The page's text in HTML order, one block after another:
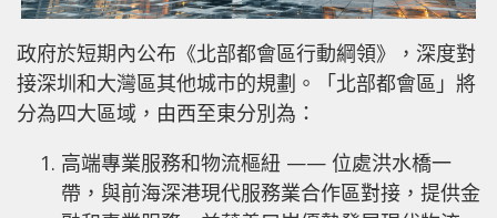
政府於短期內公布《北部都會區行動綱領》，深度對
接深圳和大灣區其他城市的規劃。「北部都會區」將
分為四大區域，由西至東分別為：
高端專業服務和物流樞紐 —— 位處洪水橋一
帶，與前海深港現代服務業合作區對接，提供金